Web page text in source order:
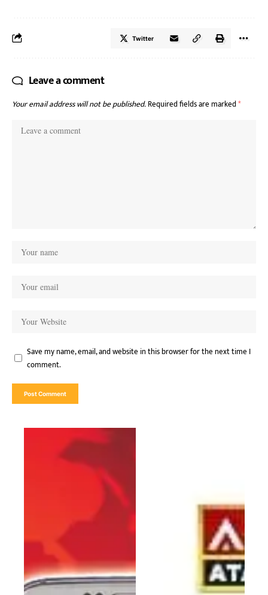
Twitter
Leave a comment
Your email address will not be published.Required fields are marked*
Save my name, email, and website in this browser for the next time I
comment.